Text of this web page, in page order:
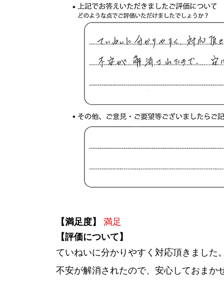
【満足度】
満足
【評価について】
ていねいに分かりやすく対応頂きました
不安が解消されたので、安心しておまか